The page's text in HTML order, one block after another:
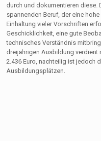
durch und dokumentieren diese.
spannenden Beruf, der eine
Einhaltung vieler Vorschriften
Geschicklichkeit, eine gute
technisches Verständnis
dreijährigen Ausbildung verdient
2.436 Euro, nachteilig ist jedoch
Ausbildungsplätzen.